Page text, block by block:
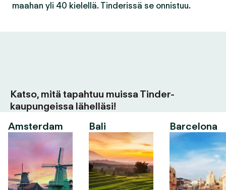
maahan yli 40 kielellä. Tinderissä se onnistuu.
Katso, mitä tapahtuu muissa Tinder-
kaupungeissa lähelläsi!
Amsterdam
Bali Barcelona